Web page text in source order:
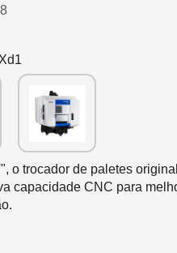
o trocador de paletes
capacidade CNC para